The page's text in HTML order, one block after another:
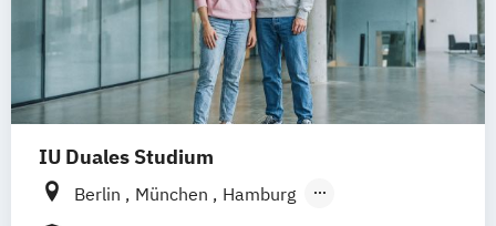
IU Duales Studium
Berlin München
Hamburg